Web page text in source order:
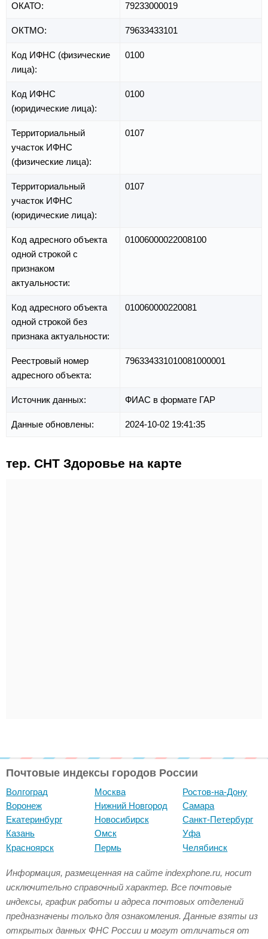
ОКАТО: 79233000019
ОКТМО: 79633433101
Код ИФНС (физические
лица):
0100
Код ИФНС
(юридические лица):
0100
Территориальный
участок ИФНС
(физические лица):
0107
Территориальный
участок ИФНС
(юридические лица):
0107
Код адресного объекта
одной строкой с
признаком
актуальности:
01006000022008100
Код адресного объекта
одной строкой без
признака актуальности:
010060000220081
Реестровый номер
адресного объекта:
796334331010081000001
Источник данных: ФИАС в формате ГАР
Данные обновлены: 2024-10-02 19:41:35
тер. СНТ Здоровье на карте
Почтовые индексы городов России
Волгоград
Воронеж
Екатеринбург
Казань
Красноярск
Москва
Нижний Новгород
Новосибирск
Омск
Пермь
Ростов-на-Дону
Самара
Санкт-Петербург
Уфа
Челябинск
Информация, размещенная на сайте indexphone.ru, носит
исключительно справочный характер. Все почтовые
индексы, график работы и адреса почтовых отделений
предназначены только для ознакомления. Данные взяты из
открытых данных ФНС России и могут отличаться от